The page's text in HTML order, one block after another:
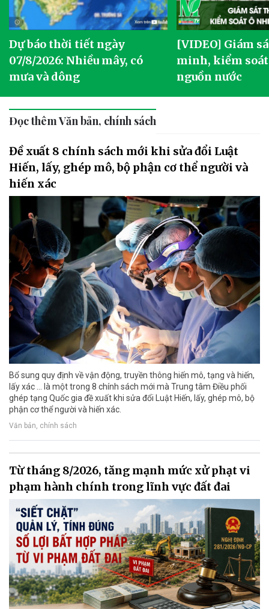
Dự báo thời tiết ngày
07/8/2026: Nhiều mây, có
mưa và dông
[VIDEO] Giám
minh, kiểm
nguồn nước
Đọc thêm Văn bản, chính sách
Đề xuất 8 chính sách mới khi sửa đổi Luật
Hiến, lấy, ghép mô, bộ phận cơ thể người và
hiến xác
Bổ sung quy định về vận động, truyền thông hiến mô, tạng và hiến,
lấy xác ... là một trong 8 chính sách mới mà Trung tâm Điều phối
ghép tạng Quốc gia đề xuất khi sửa đổi Luật Hiến, lấy, ghép mô, bộ
phận cơ thể người và hiến xác.
Văn bản, chính sách
Từ tháng 8/2026, tăng mạnh mức xử phạt vi
phạm hành chính trong lĩnh vực đất đai